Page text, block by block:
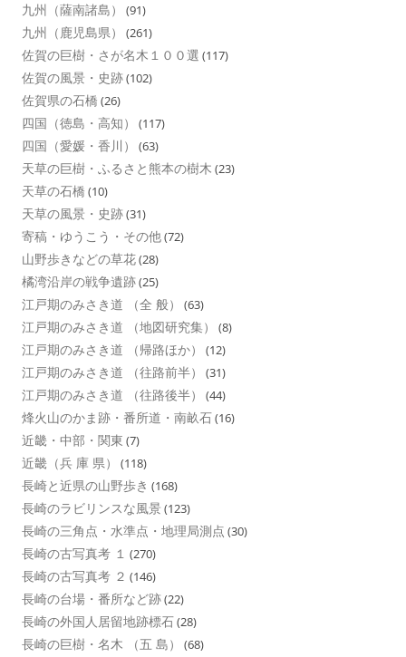
九州（薩南諸島） (91)
九州（鹿児島県） (261)
佐賀の巨樹・さが名木１００選 (117)
佐賀の風景・史跡(102)
佐賀県の石橋 (26)
四国（徳島・高知） (117)
四国（愛媛・香川） (63)
天草の巨樹・ふるさと熊本の樹木 (23)
天草の石橋 (10)
天草の風景・史跡(31)
寄稿・ゆうこう・その他(72)
山野歩きなどの草花(28)
橘湾沿岸の戦争遺跡(25)
江戸期のみさき道 （全 般） (63)
江戸期のみさき道 （地図研究集） (8)
江戸期のみさき道 （帰路ほか） (12)
江戸期のみさき道 （往路前半） (31)
江戸期のみさき道 （往路後半） (44)
烽火山のかま跡・番所道・南畝石(16)
近畿・中部・関東 (7)
近畿（兵 庫 県） (118)
長崎と近県の山野歩き (168)
長崎のラビリンスな風景 (123)
長崎の三角点・水準点・地理局測点 (30)
長崎の古写真考 １ (270)
長崎の古写真考 ２ (146)
長崎の台場・番所など跡(22)
長崎の外国人居留地跡標石(28)
長崎の巨樹・名木 （五 島） (68)